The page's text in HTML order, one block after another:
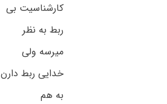
کارشناسیت بی
ربط به نظر
میرسه ولی
خدایی ربط دارن
به هم